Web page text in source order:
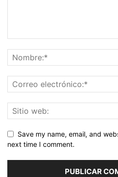
Save my name, email, and
next time I comment.